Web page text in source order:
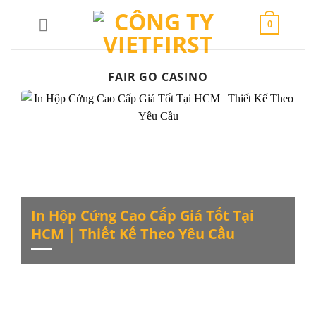
0
FAIR GO CASINO
In Hộp Cứng Cao Cấp Giá Tốt Tại
HCM | Thiết Kế Theo Yêu Cầu